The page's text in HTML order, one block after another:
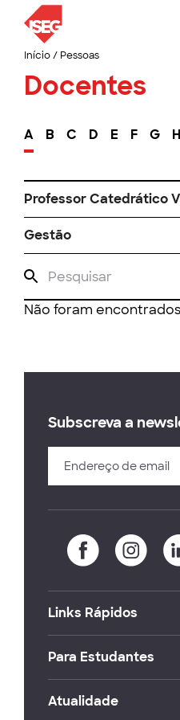
Início/ Pessoas
Docentes
A B C D E F G H
Professor Catedrático
Gestão
Não foram
Subscreva a
Links Rápidos
Para Estudantes
Atualidade